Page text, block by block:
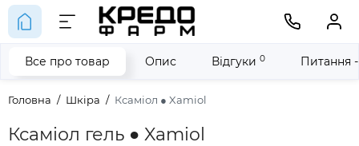
Головна Шкіра Ксаміол ● Xamiol
Ксаміол гель ● Xamiol
Все про товар Опис Відгуки 0 Питання